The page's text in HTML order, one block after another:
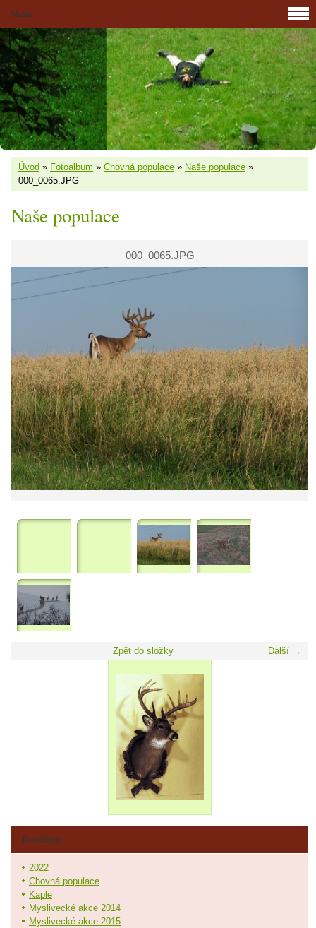
Úvod » Fotoalbum » Chovná populace » Naše populace »
000_0065.JPG
Naše populace
000_0065.JPG
Další →
Zpět do složky
Menu
Fotoalbum
2022
Chovná populace
Kaple
Myslivecké akce 2014
Myslivecké akce 2015